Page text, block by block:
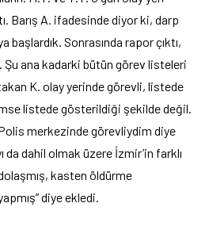
Barış A. ifadesinde diyor ki, darp
Sonrasında rapor çıktı,
Şu ana kadarki bütün görev listeleri
K. olay yerinde görevli, listede
listede gösterildiği şekilde değil.
merkezinde görevliydim diye
da dahil olmak üzere İzmir’in farklı
kasten öldürme
diye ekledi.